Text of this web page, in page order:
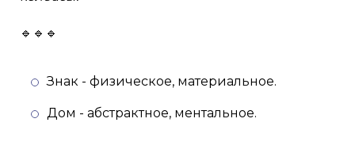
🔹🔹🔹
Знак - физическое, материальное.
Дом - абстрактное, ментальное.